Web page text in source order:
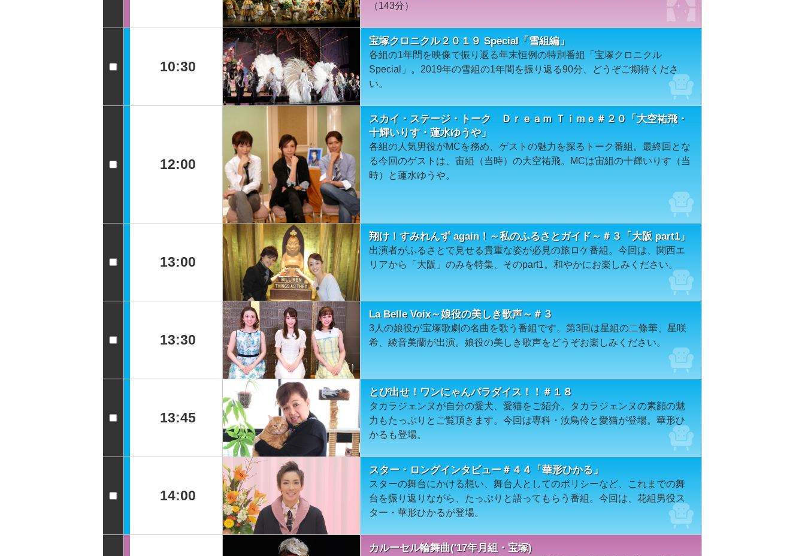
（143分）
10:30
宝塚クロニクル２０１９ Special「雪組編」
各組の1年間を映像で振り返る年末恒例の特別番組「宝塚クロニクル
Special」。2019年の雪組の1年間を振り返る90分、どうぞご期待くださ
い。
12:00
スカイ・ステージ・トーク Ｄｒｅａｍ Ｔｉｍｅ＃２０「大空祐飛・
十輝いりす・蓮水ゆうや」
各組の人気男役がMCを務め、ゲストの魅力を探るトーク番組。最終回とな
る今回のゲストは、宙組（当時）の大空祐飛。MCは宙組の十輝いりす（当
時）と蓮水ゆうや。
13:00
翔け！すみれんず again！～私のふるさとガイド～＃３「大阪 part1」
出演者がふるさとで見せる貴重な姿が必見の旅ロケ番組。今回は、関西エ
リアから「大阪」のみを特集、そのpart1。和やかにお楽しみください。
13:30
La Belle Voix～娘役の美しき歌声～＃３
3人の娘役が宝塚歌劇の名曲を歌う番組です。第3回は星組の二條華、星咲
希、綾音美蘭が出演。娘役の美しき歌声をどうぞお楽しみください。
13:45
とび出せ！ワンにゃんパラダイス！！＃１８
タカラジェンヌが自分の愛犬、愛猫をご紹介。タカラジェンヌの素顔の魅
力もたっぷりとご覧頂きます。今回は専科・汝鳥伶と愛猫が登場。華形ひ
かるも登場。
14:00
スター・ロングインタビュー＃４４「華形ひかる」
スターの舞台にかける想い、舞台人としてのポリシーなど、これまでの舞
台を振り返りながら、たっぷりと語ってもらう番組。今回は、花組男役ス
ター・華形ひかるが登場。
カルーセル輪舞曲('17年月組・宝塚)